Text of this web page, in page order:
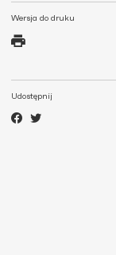
Wersja do druku
Udostępnij